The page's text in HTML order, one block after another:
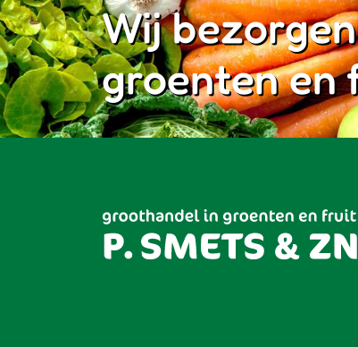
Wij
groenten en